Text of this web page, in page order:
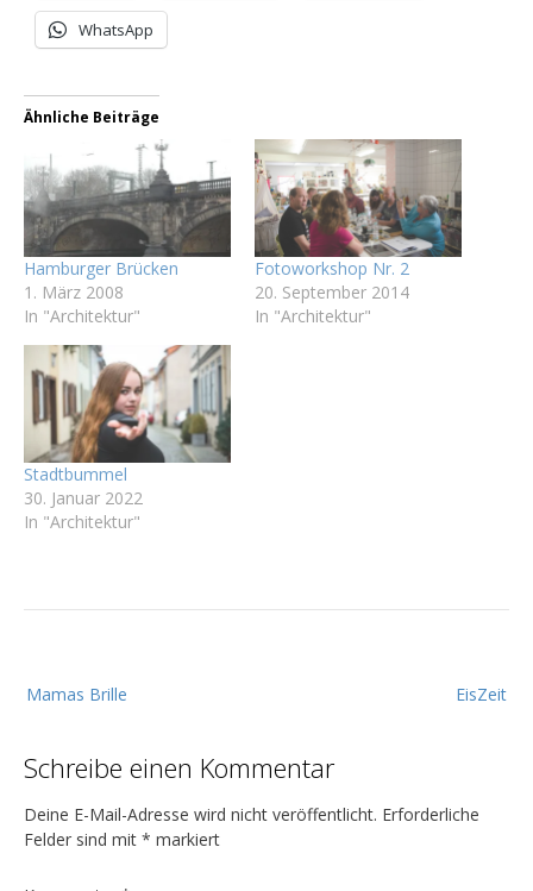
WhatsApp
Ähnliche Beiträge
Hamburger Brücken
1. März 2008
In "Architektur"
Fotoworkshop Nr. 2
20. September 2014
In "Architektur"
Stadtbummel
30. Januar 2022
In "Architektur"
e
t
r
a
EisZeit
Mamas Brille
Schreibe einen Kommentar
Deine E-Mail-Adresse wird nicht veröffentlicht. Erforderliche
Felder sind mit * markiert